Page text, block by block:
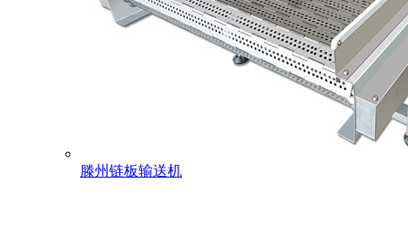
滕州链板输送机